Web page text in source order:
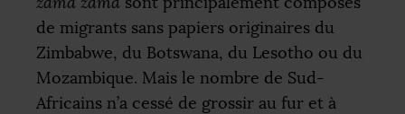
de migrants sans papiers originaires du
Zimbabwe, du Botswana, du Lesotho ou du
Mozambique. Mais le nombre de Sud-
Africains n’a cessé de grossir au fur et à